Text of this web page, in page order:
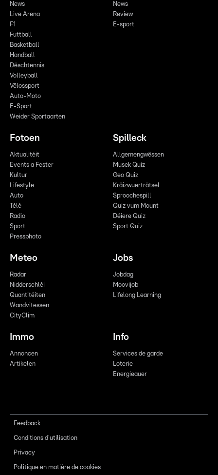
News
Live Arena
F1
Futtball
Basketball
Handball
Dëschtennis
Volleyball
Vëlossport
Auto-Moto
E-Sport
Weider Sportaarten
News
Review
E-sport
Fotoen
Aktualitéit
Events a Fester
Kultur
Lifestyle
Auto
Télé
Radio
Sport
Pressphoto
Spilleck
Allgemengwëssen
Musek Quiz
Geo Quiz
Kräizwuerträtsel
Sproochespill
Quiz vum Mount
Déiere Quiz
Sport Quiz
Meteo
Radar
Nidderschléi
Quantitéiten
Wandvitessen
CityClim
Jobs
Jobdag
Moovijob
Lifelong Learning
Immo
Annoncen
Artikelen
Info
Services de garde
Loterie
Energieauer
Feedback
Conditions d'utilisation
Privacy
Politique en matière de cookies